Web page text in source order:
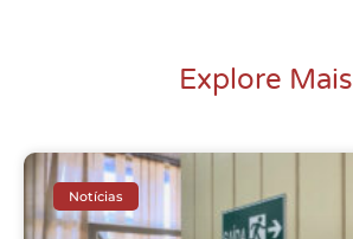
Explore Mais
Notícias